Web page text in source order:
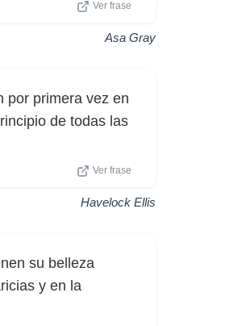
Ver frase
Asa Gray
por primera vez en
de todas las
Ver frase
Havelock Ellis
su belleza
y en la